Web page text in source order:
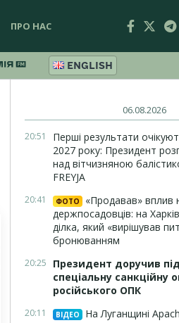
ПРО НАС
ENGLISH
06.08.2026
20:51
Перші результати
2027 року: Президент
над вітчизняною
FREYJA
20:41 ФОТО
«Продавав» вплив
держпосадовців: на
ділка, який «вирішував
бронюванням
20:25
Президент доручив
спеціальну санкційну
російського ОПК
20:11 ВІДЕО
На Луганщині